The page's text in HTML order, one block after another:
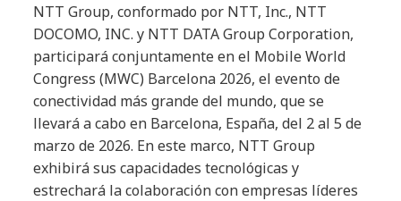
NTT Group, conformado por NTT, Inc., NTT
DOCOMO, INC. y NTT DATA Group Corporation,
participará conjuntamente en el Mobile World
Congress (MWC) Barcelona 2026, el evento de
conectividad más grande del mundo, que se
llevará a cabo en Barcelona, España, del 2 al 5 de
marzo de 2026. En este marco, NTT Group
exhibirá sus capacidades tecnológicas y
estrechará la colaboración con empresas líderes